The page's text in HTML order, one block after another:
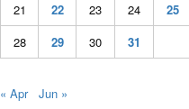
21
22 23 24 25
28
29 30 31
« Apr Jun »